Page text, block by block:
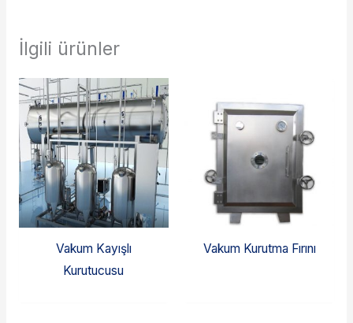
İlgili ürünler
Vakum Kayışlı
Kurutucusu
Vakum Kurutma Fırını